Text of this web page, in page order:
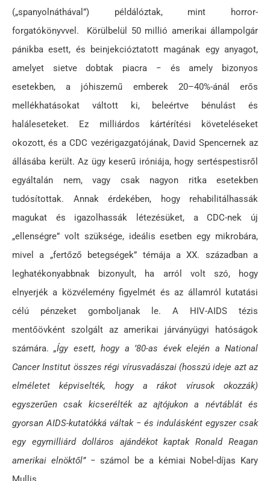
(„spanyolnáthával”) példálóztak, mint horror-
forgatókönyvvel. Körülbelül 50 millió amerikai állampolgár
pánikba esett, és beinjekcióztatott magának egy anyagot,
amelyet sietve dobtak piacra − és amely bizonyos
esetekben, a jóhiszemű emberek 20–40%-ánál erős
mellékhatásokat váltott ki, beleértve bénulást és
haláleseteket. Ez milliárdos kártérítési követeléseket
okozott, és a CDC vezérigazgatójának, David Spencernek az
állásába került. Az ügy keserű iróniája, hogy sertéspestisről
egyáltalán nem, vagy csak nagyon ritka esetekben
tudósítottak. Annak érdekében, hogy rehabilitálhassák
magukat és igazolhassák létezésüket, a CDC-nek új
„ellenségre” volt szüksége, ideális esetben egy mikrobára,
mivel a „fertőző betegségek” témája a XX. században a
leghatékonyabbnak bizonyult, ha arról volt szó, hogy
elnyerjék a közvélemény figyelmét és az államról kutatási
célú pénzeket gomboljanak le. A HIV-AIDS tézis
mentőövként szolgált az amerikai járványügyi hatóságok
számára.„Így esett, hogy a ’80-as évek elején a National
Cancer Institut összes régi vírusvadászai (hosszú ideje azt az
elméletet képviselték, hogy a rákot vírusok okozzák)
egyszerűen csak kicserélték az ajtójukon a névtáblát és
gyorsan AIDS-kutatókká váltak − és indulásként egyszer csak
egy egymilliárd dolláros ajándékot kaptak Ronald Reagan
amerikai elnöktől”− számol be a kémiai Nobel-díjas Kary